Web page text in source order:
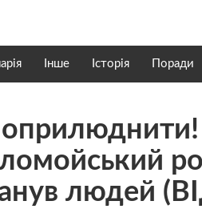
Інше Історія Поради
людей